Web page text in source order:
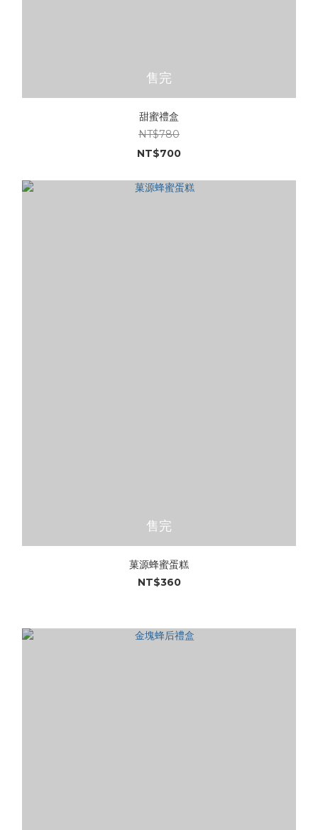
售完
甜蜜禮盒
NT$780
NT$700
售完
菓源蜂蜜蛋糕
NT$360